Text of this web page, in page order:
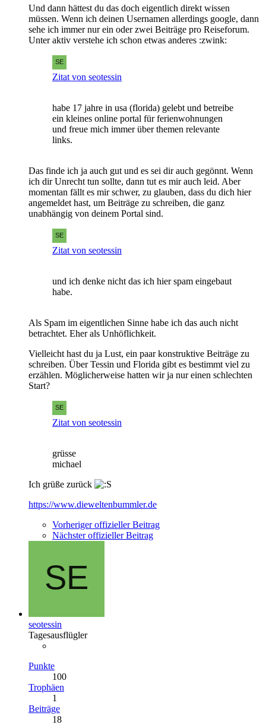
Und dann hättest du das doch eigentlich direkt wissen
müssen. Wenn ich deinen Usernamen allerdings google, dann
sehe ich immer nur ein oder zwei Beiträge pro Reiseforum.
Unter aktiv verstehe ich schon etwas anderes :zwink:
Zitat von seotessin
habe 17 jahre in usa (florida) gelebt und betreibe
ein kleines online portal für ferienwohnungen
und freue mich immer über themen relevante
links.
Das finde ich ja auch gut und es sei dir auch gegönnt. Wenn
ich dir Unrecht tun sollte, dann tut es mir auch leid. Aber
momentan fällt es mir schwer, zu glauben, dass du dich hier
angemeldet hast, um Beiträge zu schreiben, die ganz
unabhängig von deinem Portal sind.
Zitat von seotessin
und ich denke nicht das ich hier spam eingebaut
habe.
Als Spam im eigentlichen Sinne habe ich das auch nicht
betrachtet. Eher als Unhöflichkeit.
Vielleicht hast du ja Lust, ein paar konstruktive Beiträge zu
schreiben. Über Tessin und Florida gibt es bestimmt viel zu
erzählen. Möglicherweise hatten wir ja nur einen schlechten
Start?
Zitat von seotessin
grüsse
michael
Ich grüße zurück
https://www.dieweltenbummler.de
Vorheriger offizieller Beitrag
Nächster offizieller Beitrag
seotessin
Tagesausflügler
Punkte
100
Trophäen
1
Beiträge
18